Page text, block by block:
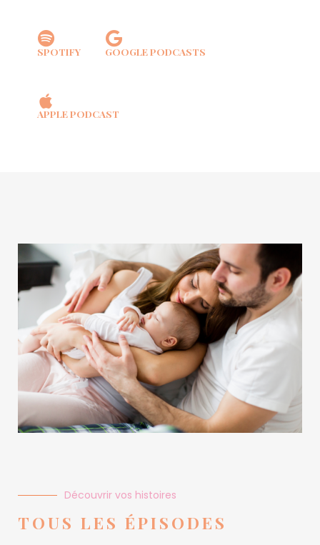
SPOTIFY GOOGLE PODCASTS
APPLE PODCAST
Découvrir vos histoires
TOUS LES ÉPISODES